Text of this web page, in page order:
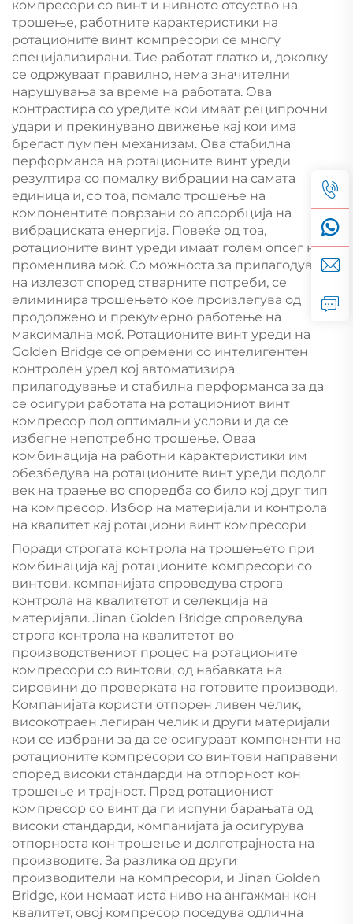
компресори со винт и нивното отсуство на
трошење, работните карактеристики на
ротационите винт компресори се многу
специјализирани. Тие работат глатко и, доколку
се одржуваат правилно, нема значителни
нарушувања за време на работата. Ова
контрастира со уредите кои имаат реципрочни
удари и прекинувано движење кај кои има
брегаст пумпен механизам. Ова стабилна
перформанса на ротационите винт уреди
резултира со помалку вибрации на самата
единица и, со тоа, помало трошење на
компонентите поврзани со апсорбција на
вибрациската енергија. Повеќе од тоа,
ротационите винт уреди имаат голем опсег на
променлива моќ. Со можноста за прилагодување
на излезот според стварните потреби, се
елиминира трошењето кое произлегува од
продолжено и прекумерно работење на
максимална моќ. Ротационите винт уреди на
Golden Bridge се опремени со интелигентен
контролен уред кој автоматизира
прилагодување и стабилна перформанса за да
се осигури работата на ротациониот винт
компресор под оптимални услови и да се
избегне непотребно трошење. Оваа
комбинација на работни карактеристики им
обезбедува на ротационите винт уреди подолг
век на траење во споредба со било кој друг тип
на компресор. Избор на материјали и контрола
на квалитет кај ротациони винт компресори
Поради строгата контрола на трошењето при
комбинација кај ротационите компресори со
винтови, компанијата спроведува строга
контрола на квалитетот и селекција на
материјали. Jinan Golden Bridge спроведува
строга контрола на квалитетот во
производствениот процес на ротационите
компресори со винтови, од набавката на
сировини до проверката на готовите производи.
Компанијата користи отпорен ливен челик,
високотраен легиран челик и други материјали
кои се избрани за да се осигураат компоненти на
ротационите компресори со винтови направени
според високи стандарди на отпорност кон
трошење и трајност. Пред ротациониот
компресор со винт да ги испуни барањата од
високи стандарди, компанијата ја осигурува
отпорноста кон трошење и долготрајноста на
производите. За разлика од други
производители на компресори, и Jinan Golden
Bridge, кои немаат иста ниво на ангажман кон
квалитет, овој компресор поседува одлична